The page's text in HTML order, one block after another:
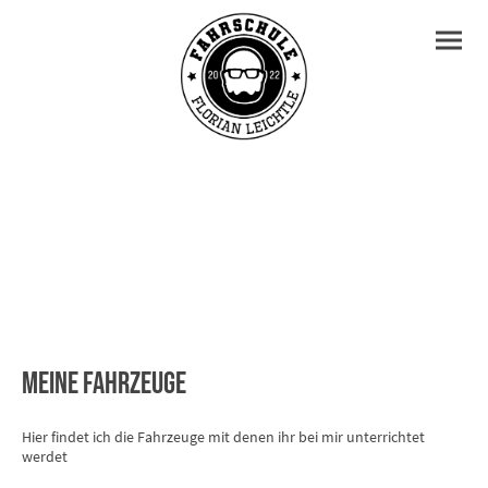
Meine Fahrzeuge
Hier findet ich die Fahrzeuge mit denen ihr bei mir unterrichtet
werdet